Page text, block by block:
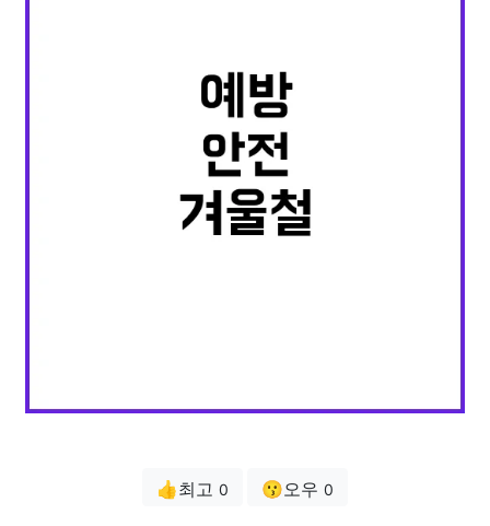
👍최고 0 😗오우 0